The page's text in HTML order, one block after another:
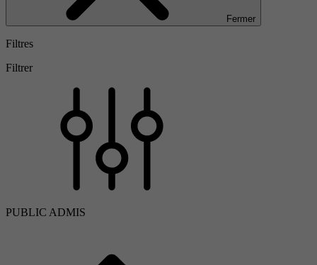
Fermer
Filtres
Filtrer
PUBLIC ADMIS